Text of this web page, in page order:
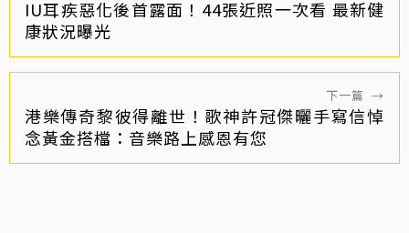
IU耳疾惡化後首露面！44張近照一次看 最新健
康狀況曝光
下一篇 →
港樂傳奇黎彼得離世！歌神許冠傑曬手寫信悼
念黃金搭檔：音樂路上感恩有您